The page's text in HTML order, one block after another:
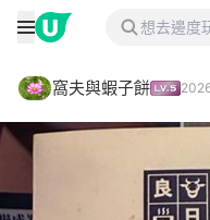
窩夫與蝦子餅